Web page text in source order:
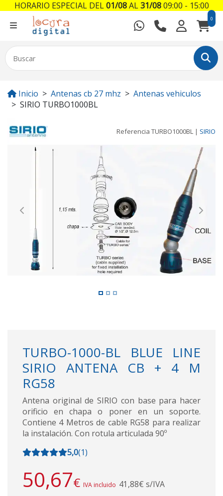
0
Inicio Antenas cb 27 mhz
Antenas vehiculos
SIRIO TURBO1000BL
Referencia TURBO1000BL | SIRIO
Previous Next
TURBO-1000-BL BLUE LINE
SIRIO ANTENA CB + 4 M
RG58
Antena original de SIRIO con base para hacer
orificio en chapa o poner en un soporte.
Contiene 4 Metros de cable RG58 para realizar
la instalación. Con rotula articulada 90º
5,0(1)
50,67€ IVA incluido 41,88€ s/IVA
HORARIO ESPECIAL DEL01/08AL31/0809:00 - 15:00